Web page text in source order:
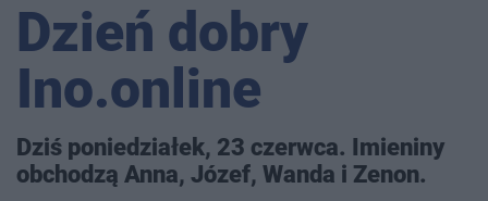
Dzień dobry
Ino.online
Dziś poniedziałek, 23 czerwca. Imieniny
obchodzą Anna, Józef, Wanda i Zenon.